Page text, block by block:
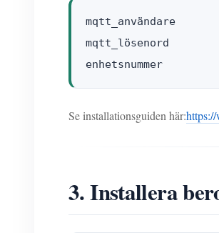
mqtt_användare
mqtt_lösenord
enhetsnummer
Se installationsguiden här:
3. Installera